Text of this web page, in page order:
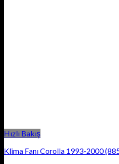
Hızlı Bakış
Klima Fanı Corolla 1993-2000